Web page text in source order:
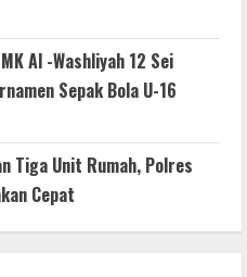
Al -Washliyah 12 Sei
Sepak Bola U-16
Tiga Unit Rumah, Polres
Cepat